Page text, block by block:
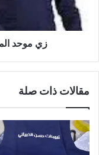
زي موحد
مقالات ذات صلة